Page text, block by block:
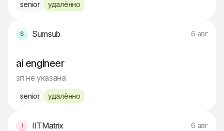
senior удалённо
Sumsub 6 авг
ai engineer
зп не указана
senior удалённо
IITMatrix 6 авг